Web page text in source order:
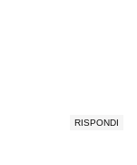
RISPONDI